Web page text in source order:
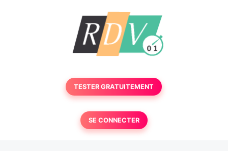
TESTER GRATUITEMENT
SE CONNECTER